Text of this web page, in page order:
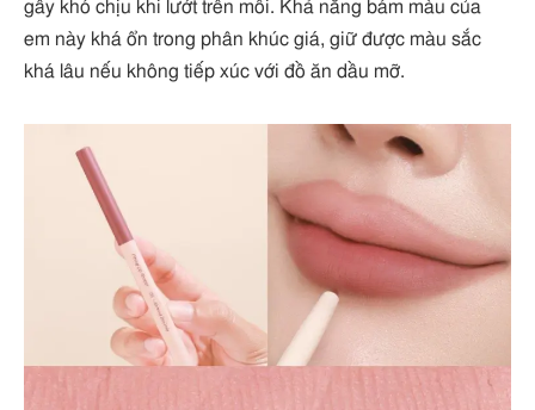
gây khó chịu khi lướt trên môi. Khả năng bám màu của
em này khá ổn trong phân khúc giá, giữ được màu sắc
khá lâu nếu không tiếp xúc với đồ ăn dầu mỡ.